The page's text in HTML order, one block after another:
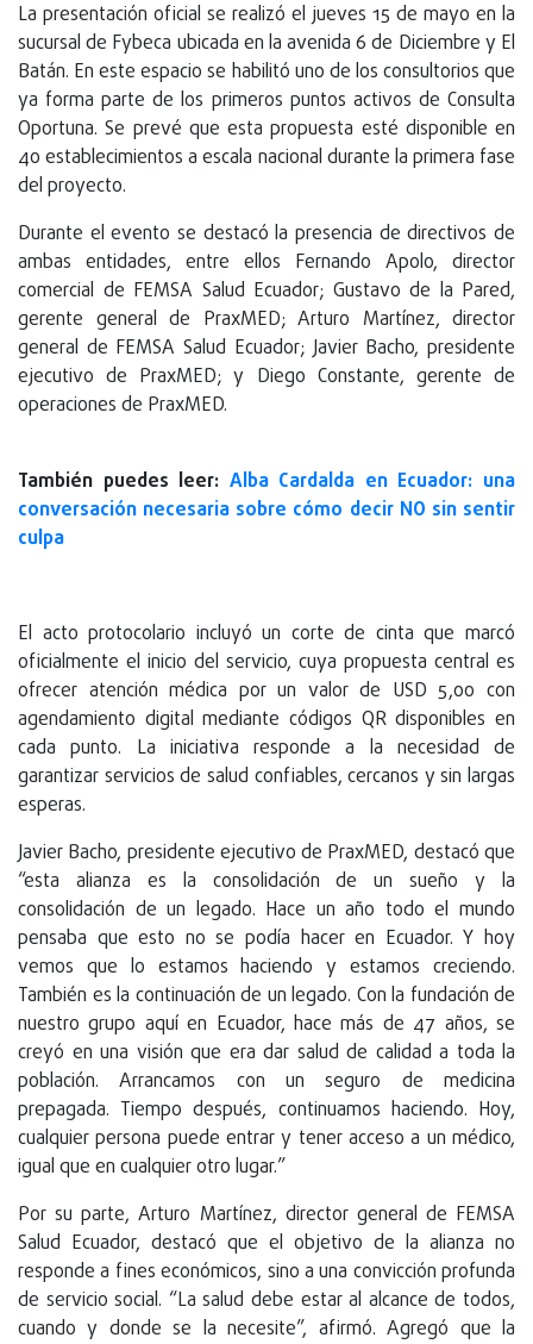
La presentación oficial se realizó el jueves 15 de mayo en la
sucursal de Fybeca ubicada en la avenida 6 de Diciembre y El
Batán. En este espacio se habilitó uno de los consultorios que
ya forma parte de los primeros puntos activos de Consulta
Oportuna. Se prevé que esta propuesta esté disponible en
40 establecimientos a escala nacional durante la primera fase
del proyecto.
Durante el evento se destacó la presencia de directivos de
ambas entidades, entre ellos Fernando Apolo, director
comercial de FEMSA Salud Ecuador; Gustavo de la Pared,
gerente general de PraxMED; Arturo Martínez, director
general de FEMSA Salud Ecuador; Javier Bacho, presidente
ejecutivo de PraxMED; y Diego Constante, gerente de
operaciones de PraxMED.
También puedes leer: Alba Cardalda en Ecuador: una
conversación necesaria sobre cómo decir NO sin sentir
culpa
El acto protocolario incluyó un corte de cinta que marcó
oficialmente el inicio del servicio, cuya propuesta central es
ofrecer atención médica por un valor de USD 5,00 con
agendamiento digital mediante códigos QR disponibles en
cada punto. La iniciativa responde a la necesidad de
garantizar servicios de salud confiables, cercanos y sin largas
esperas.
Javier Bacho, presidente ejecutivo de PraxMED, destacó que
“esta alianza es la consolidación de un sueño y la
consolidación de un legado. Hace un año todo el mundo
pensaba que esto no se podía hacer en Ecuador. Y hoy
vemos que lo estamos haciendo y estamos creciendo.
También es la continuación de un legado. Con la fundación de
nuestro grupo aquí en Ecuador, hace más de 47 años, se
creyó en una visión que era dar salud de calidad a toda la
población. Arrancamos con un seguro de medicina
prepagada. Tiempo después, continuamos haciendo. Hoy,
cualquier persona puede entrar y tener acceso a un médico,
igual que en cualquier otro lugar.”
Por su parte, Arturo Martínez, director general de FEMSA
Salud Ecuador, destacó que el objetivo de la alianza no
responde a fines económicos, sino a una convicción profunda
de servicio social. “La salud debe estar al alcance de todos,
cuando y donde se la necesite”, afirmó. Agregó que la